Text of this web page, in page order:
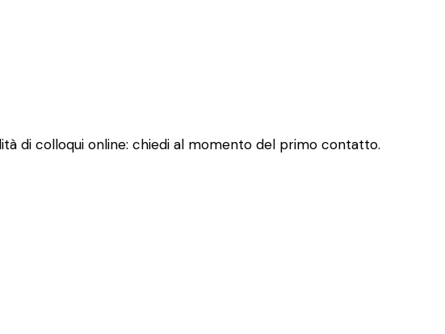
di colloqui online: chiedi al momento del primo contatto.